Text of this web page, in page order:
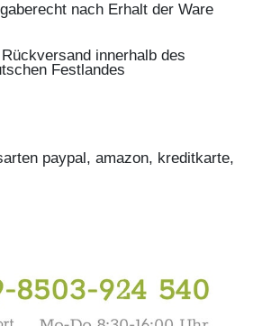
nach Erhalt der Ware
innerhalb des
Festlandes